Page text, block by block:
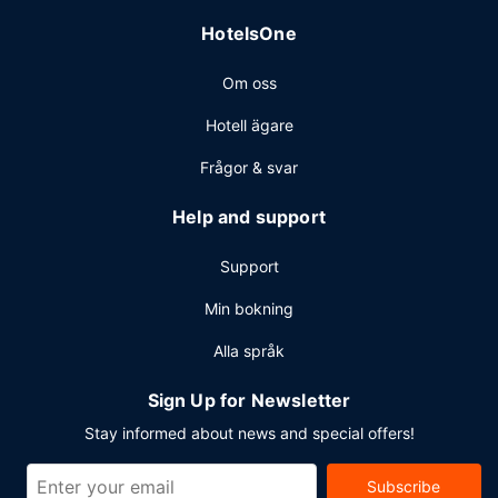
HotelsOne
Om oss
Hotell ägare
Frågor & svar
Help and support
Support
Min bokning
Alla språk
Sign Up for Newsletter
Stay informed about news and special offers!
Subscribe